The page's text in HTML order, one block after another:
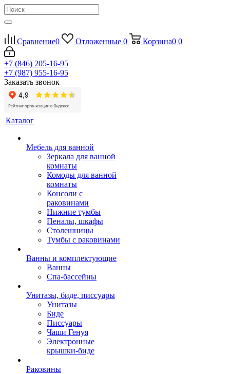
Сравнение0 Отложенные 0 Корзина0 0
+7 (846) 205-16-95
+7 (987) 955-16-95
Заказать звонок
Каталог
Мебель для ванной
Зеркала для ванной
комнаты
Комоды для ванной
комнаты
Консоли с
раковинами
Нижние тумбы
Пеналы, шкафы
Столешницы
Тумбы с раковинами
Ванны и комплектующие
Ванны
Спа-бассейны
Унитазы, биде, писсуары
Унитазы
Биде
Писсуары
Чаши Генуя
Электронные
крышки-биде
Раковины